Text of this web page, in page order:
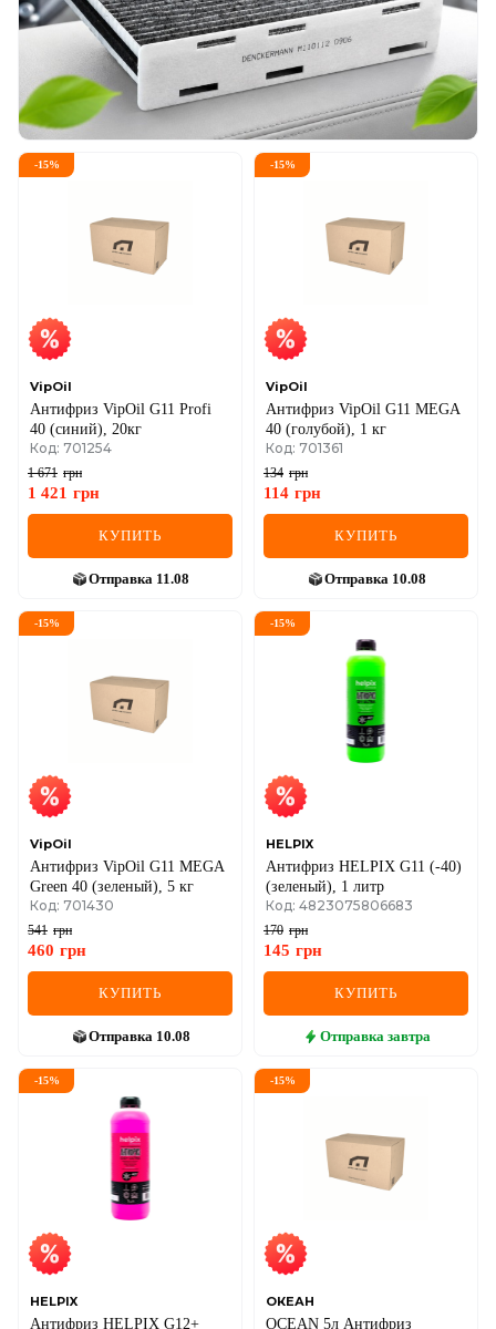
-15%
VipOil
Антифриз VipOil G11 Profi
40 (синий), 20кг
Код: 701254
1 671 грн
1 421 грн
КУПИТЬ
Отправка 11.08
-15%
VipOil
Антифриз VipOil G11 MEGA
40 (голубой), 1 кг
Код: 701361
134 грн
114 грн
КУПИТЬ
Отправка 10.08
-15%
VipOil
Антифриз VipOil G11 MEGA
Green 40 (зеленый), 5 кг
Код: 701430
541 грн
460 грн
КУПИТЬ
Отправка 10.08
-15%
HELPIX
Антифриз HELPIX G11 (-40)
(зеленый), 1 литр
Код: 4823075806683
170 грн
145 грн
КУПИТЬ
Отправка завтра
-15%
HELPIX
Антифриз HELPIX G12+
-15%
ОКЕАН
OCEAN 5л Антифриз